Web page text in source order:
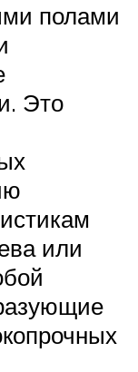
полами
Это
или